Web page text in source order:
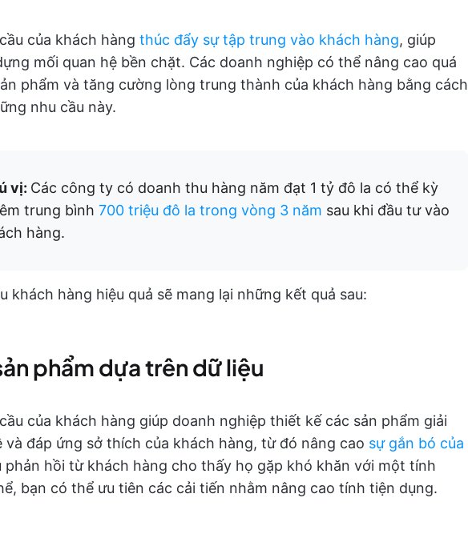
của khách hàng thúc đẩy sự tập trung vào khách hàng, giúp
mối quan hệ bền chặt. Các doanh nghiệp có thể nâng cao quá
phẩm và tăng cường lòng trung thành của khách hàng bằng cách
nhu cầu này.
vị: Các công ty có doanh thu hàng năm đạt 1 tỷ đô la có thể kỳ
trung bình 700 triệu đô la trong vòng 3 năm sau khi đầu tư vào
hàng.
khách hàng hiệu quả sẽ mang lại những kết quả sau:
phẩm dựa trên dữ liệu
của khách hàng giúp doanh nghiệp thiết kế các sản phẩm giải
và đáp ứng sở thích của khách hàng, từ đó nâng cao sự gắn bó của
phản hồi từ khách hàng cho thấy họ gặp khó khăn với một tính
bạn có thể ưu tiên các cải tiến nhằm nâng cao tính tiện dụng.